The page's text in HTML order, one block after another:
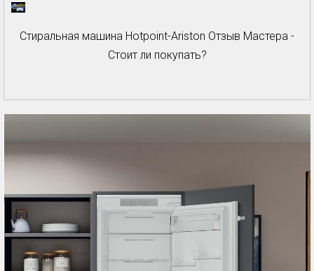
Стиральная машина Hotpoint-Ariston Отзыв Мастера -
Стоит ли покупать?